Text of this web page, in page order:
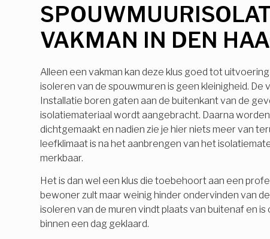
VAKMAN IN DEN
Alleen een vakman kan deze klus goed tot
isoleren van de spouwmuren is geen kleinigheid. De
Installatie boren gaten aan de buitenkant van de
isolatiemateriaal wordt aangebracht. Daarna
dichtgemaakt en nadien zie je hier niets meer van
leefklimaat is na het aanbrengen van het
merkbaar.
Het is dan wel een klus die toebehoort aan een
bewoner zult maar weinig hinder ondervinden van
isoleren van de muren vindt plaats van buitenaf en
binnen een dag geklaard.